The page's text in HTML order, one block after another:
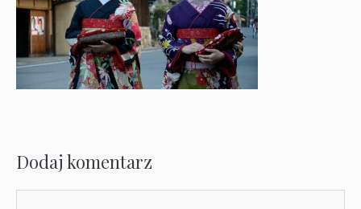
Dodaj komentarz